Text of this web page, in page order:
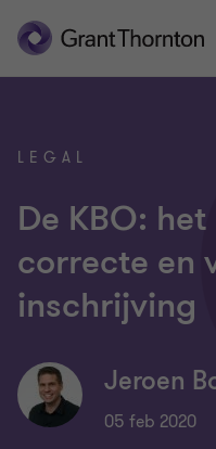
LEGAL
De KBO:
correcte en
inschrijving
Jeroen
05 feb 2020